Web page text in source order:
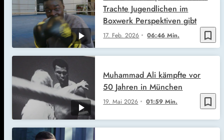
bookmark_border
17. Feb. 2026 06:46 Min.
Trachte Jugendlichen im
Boxwerk Perspektiven gibt
bookmark_border
19. Mai 2026 01:59 Min.
Muhammad Ali kämpfte vor
50 Jahren in München